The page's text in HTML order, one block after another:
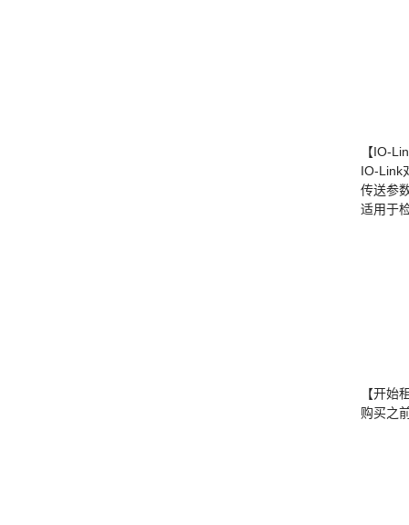
【IO-
IO-Link
传送参
适用于
【开始
购买之